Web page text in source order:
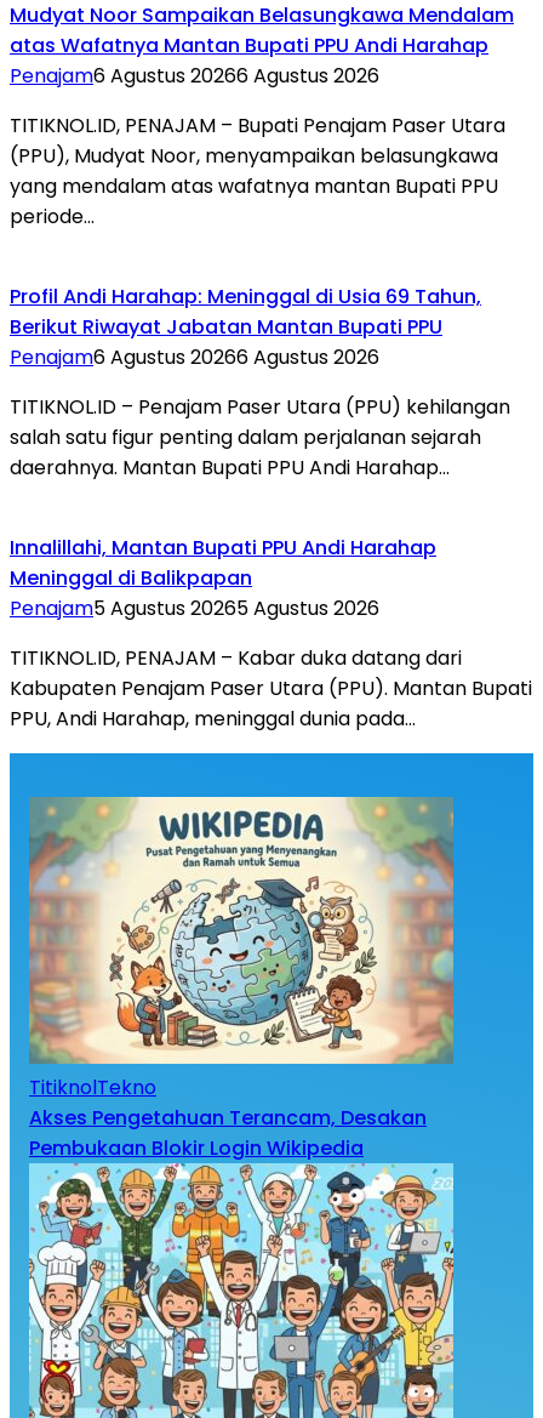
Mudyat Noor Sampaikan Belasungkawa Mendalam
atas Wafatnya Mantan Bupati PPU Andi Harahap
Penajam6 Agustus 20266 Agustus 2026
TITIKNOL.ID, PENAJAM – Bupati Penajam Paser Utara
(PPU), Mudyat Noor, menyampaikan belasungkawa
yang mendalam atas wafatnya mantan Bupati PPU
periode…
Profil Andi Harahap: Meninggal di Usia 69 Tahun,
Berikut Riwayat Jabatan Mantan Bupati PPU
Penajam6 Agustus 20266 Agustus 2026
TITIKNOL.ID – Penajam Paser Utara (PPU) kehilangan
salah satu figur penting dalam perjalanan sejarah
daerahnya. Mantan Bupati PPU Andi Harahap…
Innalillahi, Mantan Bupati PPU Andi Harahap
Meninggal di Balikpapan
Penajam5 Agustus 20265 Agustus 2026
TITIKNOL.ID, PENAJAM – Kabar duka datang dari
Kabupaten Penajam Paser Utara (PPU). Mantan Bupati
PPU, Andi Harahap, meninggal dunia pada…
TitiknolTekno
Akses Pengetahuan Terancam, Desakan
Pembukaan Blokir Login Wikipedia